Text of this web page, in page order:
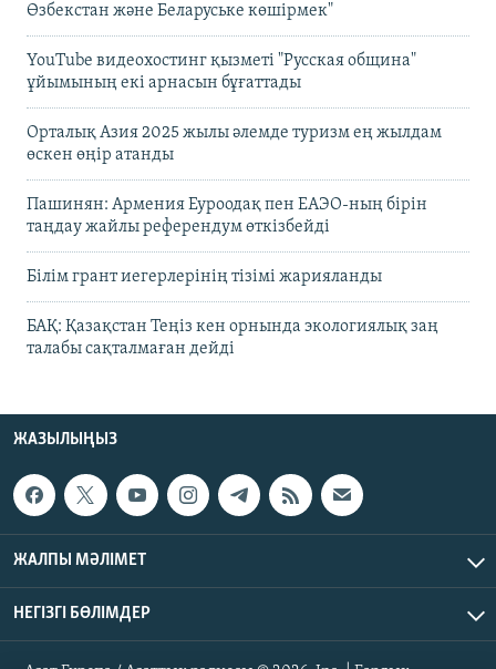
Өзбекстан және Беларуське көшірмек"
YouTube видеохостинг қызметі "Русская община"
ұйымының екі арнасын бұғаттады
Орталық Азия 2025 жылы әлемде туризм ең жылдам
өскен өңір атанды
Пашинян: Армения Еуроодақ пен ЕАЭО-ның бірін
таңдау жайлы референдум өткізбейді
Білім грант иегерлерінің тізімі жарияланды
БАҚ: Қазақстан Теңіз кен орнында экологиялық заң
талабы сақталмаған дейді
ЖАЗЫЛЫҢЫЗ
ЖАЛПЫ МӘЛІМЕТ
НЕГІЗГІ БӨЛІМДЕР